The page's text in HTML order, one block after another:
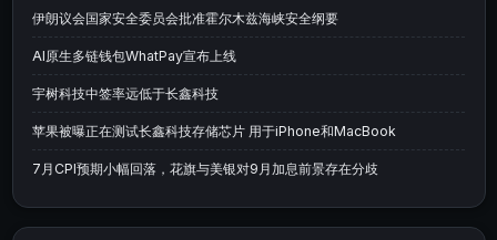
伊朗议会国家安全委员会批准霍尔木兹海峡安全纲要
AI原生多链钱包WhatPay宣布上线
宇树科技中签率远低于长鑫科技
苹果被曝正在测试长鑫科技存储芯片 用于iPhone和MacBook
7月CPI预期小幅回落，花旗与美银对9月加息前景存在分歧